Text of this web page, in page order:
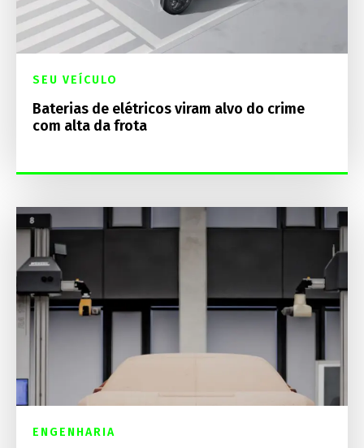
SEU VEÍCULO
Baterias de elétricos viram alvo do crime
com alta da frota
ENGENHARIA